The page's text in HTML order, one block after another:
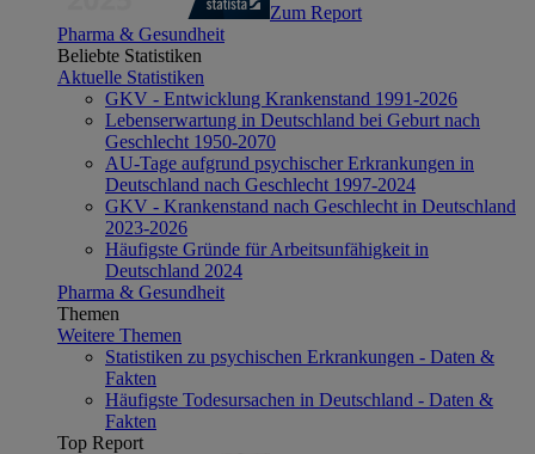
Zum Report
Pharma & Gesundheit
Beliebte Statistiken
Aktuelle Statistiken
GKV - Entwicklung Krankenstand 1991-2026
Lebenserwartung in Deutschland bei Geburt nach
Geschlecht 1950-2070
AU-Tage aufgrund psychischer Erkrankungen in
Deutschland nach Geschlecht 1997-2024
GKV - Krankenstand nach Geschlecht in Deutschland
2023-2026
Häufigste Gründe für Arbeitsunfähigkeit in
Deutschland 2024
Pharma & Gesundheit
Themen
Weitere Themen
Statistiken zu psychischen Erkrankungen - Daten &
Fakten
Häufigste Todesursachen in Deutschland - Daten &
Fakten
Top Report